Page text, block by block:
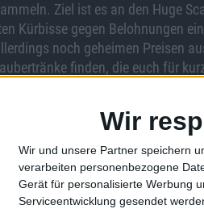
Wir
Wir und unsere Partner speichern
verarbeiten personenbezogene
Gerät für personalisierte Werbung
Serviceentwicklung gesendet
Ziel ist es an den Huge
Kürbisse gegen Belohnungen
noch geheimen Preisen
finden, die euch für
verfügbaren Sprachen und
hat man versucht mit Auto-
man seinen Helden jetzt vor
System wurde zudem durch ein
Match Rating-Punkte